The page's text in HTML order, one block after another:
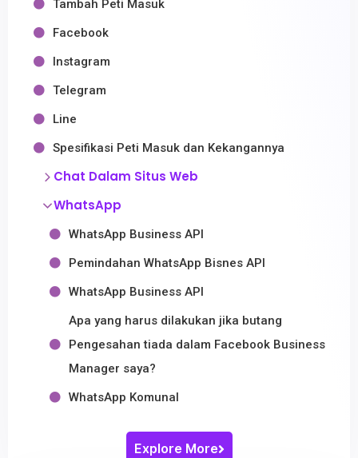
Tambah Peti Masuk
Facebook
Instagram
Telegram
Line
Spesifikasi Peti Masuk dan Kekangannya
Chat Dalam Situs Web
WhatsApp
WhatsApp Business API
Pemindahan WhatsApp Bisnes API
WhatsApp Business API
Apa yang harus dilakukan jika butang
Pengesahan tiada dalam Facebook Business
Manager saya?
WhatsApp Komunal
Explore More